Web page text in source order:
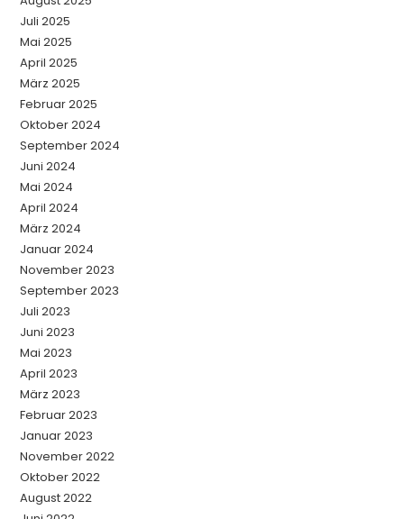
Juli 2025
Mai 2025
April 2025
März 2025
Februar 2025
Oktober 2024
September 2024
Juni 2024
Mai 2024
April 2024
März 2024
Januar 2024
November 2023
September 2023
Juli 2023
Juni 2023
Mai 2023
April 2023
März 2023
Februar 2023
Januar 2023
November 2022
Oktober 2022
August 2022